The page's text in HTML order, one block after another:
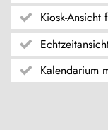
Kiosk-
Kalendarium